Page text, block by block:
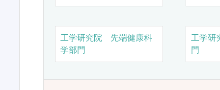
工学研究院 先端健康科
学部門
工学研
門